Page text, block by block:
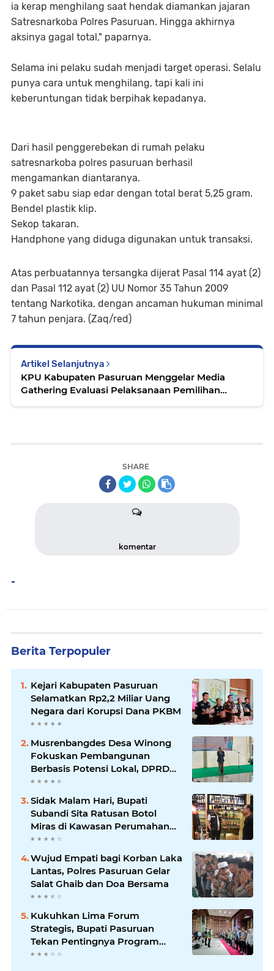
ia kerap menghilang saat hendak diamankan jajaran
Satresnarkoba Polres Pasuruan. Hingga akhirnya
aksinya gagal total," paparnya.
Selama ini pelaku sudah menjadi target operasi. Selalu
punya cara untuk menghilang, tapi kali ini
keberuntungan tidak berpihak kepadanya.
Dari hasil penggerebekan di rumah pelaku
satresnarkoba polres pasuruan berhasil
mengamankan diantaranya.
9 paket sabu siap edar dengan total berat 5,25 gram.
Bendel plastik klip.
Sekop takaran.
Handphone yang diduga digunakan untuk transaksi.
Atas perbuatannya tersangka dijerat Pasal 114 ayat (2)
dan Pasal 112 ayat (2) UU Nomor 35 Tahun 2009
tentang Narkotika, dengan ancaman hukuman minimal
7 tahun penjara. (Zaq/red)
Artikel Selanjutnya
KPU Kabupaten Pasuruan Menggelar Media
Gathering Evaluasi Pelaksanaan Pemilihan
SHARE
komentar
-
Berita Terpopuler
Kejari Kabupaten Pasuruan
Selamatkan Rp2,2 Miliar Uang
Negara dari Korupsi Dana PKBM
Musrenbangdes Desa Winong
Fokuskan Pembangunan
Berbasis Potensi Lokal, DPRD
Optimistis Meski Dihantam
Efisiensi Anggaran
Sidak Malam Hari, Bupati
Subandi Sita Ratusan Botol
Miras di Kawasan Perumahan
Sidoarjo
Wujud Empati bagi Korban Laka
Lantas, Polres Pasuruan Gelar
Salat Ghaib dan Doa Bersama
Kukuhkan Lima Forum
Strategis, Bupati Pasuruan
Tekan Pentingnya Program
Nyata untuk Rakyat